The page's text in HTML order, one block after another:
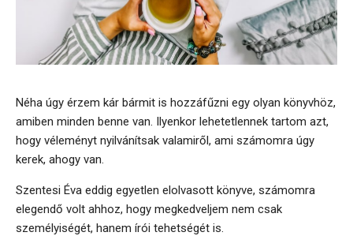
Néha úgy érzem kár bármit is hozzáfűzni egy olyan könyvhöz,
amiben minden benne van. Ilyenkor lehetetlennek tartom azt,
hogy véleményt nyilvánítsak valamiről, ami számomra úgy
kerek, ahogy van.
Szentesi Éva eddig egyetlen elolvasott könyve, számomra
elegendő volt ahhoz, hogy megkedveljem nem csak
személyiségét, hanem írói tehetségét is.